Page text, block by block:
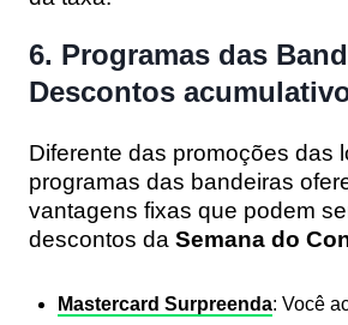
6. Programas das
Descontos
Diferente das promoções das
programas das bandeiras
vantagens fixas que podem
descontos da Semana do
Mastercard Surpreenda: Você